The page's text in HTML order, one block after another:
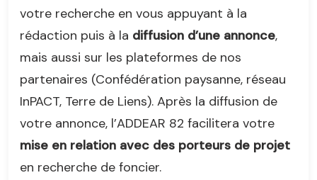
votre recherche en vous appuyant à la
rédaction puis à la diffusion d’une annonce,
mais aussi sur les plateformes de nos
partenaires (Confédération paysanne, réseau
InPACT, Terre de Liens). Après la diffusion de
votre annonce, l’ADDEAR 82 facilitera votre
mise en relation avec des porteurs de projet
en recherche de foncier.